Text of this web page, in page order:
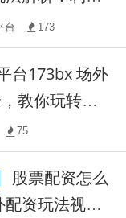
台 173
教你玩转股
75
配资玩法视